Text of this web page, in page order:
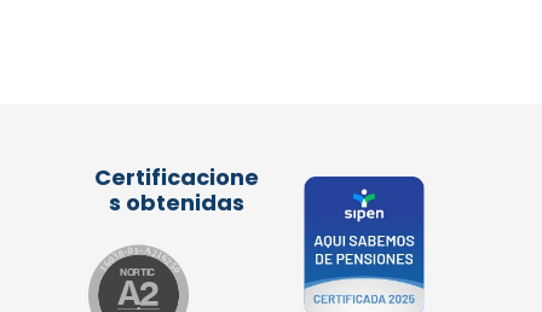
Certificacione
s obtenidas